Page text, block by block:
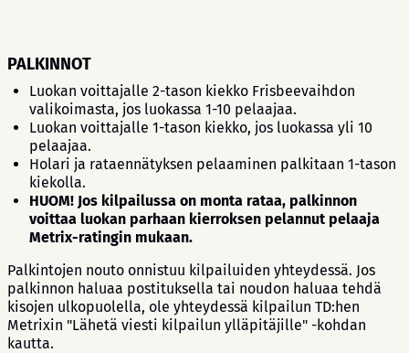
PALKINNOT
Luokan voittajalle 2-tason kiekko Frisbeevaihdon
valikoimasta, jos luokassa 1-10 pelaajaa.
Luokan voittajalle 1-tason kiekko, jos luokassa yli 10
pelaajaa.
Holari ja rataennätyksen pelaaminen palkitaan 1-tason
kiekolla.
HUOM! Jos kilpailussa on monta rataa, palkinnon
voittaa luokan parhaan kierroksen pelannut pelaaja
Metrix-ratingin mukaan.
Palkintojen nouto onnistuu kilpailuiden yhteydessä. Jos
palkinnon haluaa postituksella tai noudon haluaa tehdä
kisojen ulkopuolella, ole yhteydessä kilpailun TD:hen
Metrixin "Lähetä viesti kilpailun ylläpitäjille" -kohdan
kautta.